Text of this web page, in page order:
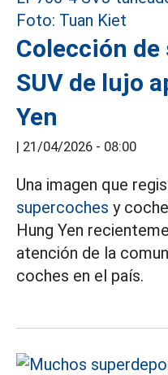
Colección
SUV de lujo
Yen
| 21/04/2026 - 08:00
Una imagen que
supercoches y
Hung Yen
atención de la
coches en el país.